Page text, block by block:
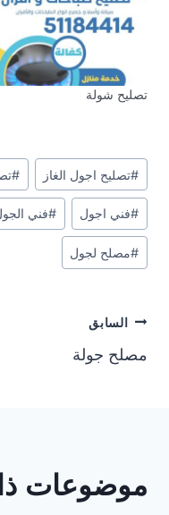
تصليح شولة
وسوم
المقال:
#تصليح اجول الغاز #
#فني اجول #فني
#مصلح لجول
تصفّح
المقالات
السابق
مصلح جولة
موضوعات